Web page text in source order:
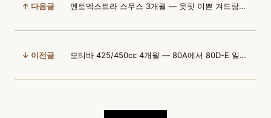
↑ 다음글 멘토엑스트라 스무스 3개월 — 옷핏 이쁜 겨드랑이 절개 후기
↓ 이전글 모티바 425/450cc 4개월 — 80A에서 80D-E 일본 환자 후기